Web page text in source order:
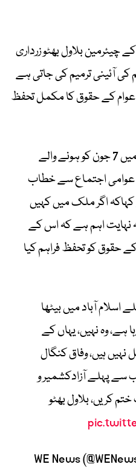
چیئرمین بلاول بھٹو زرداری
آئینی ترمیم کی جاتی ہے
کے حقوق کا مکمل تحفظ
گلگت بلتستان کے ضلع شگر میں 7 جون کو ہونے والے
اجتماع سے خطاب
کہاکہ اگر ملک میں کہیں
نہایت اہم ہے کہ اس کے
حقوق کو تحفظ فراہم کیا
آباد میں بیٹھا
رہا ہے، وہ نہیں، یہاں کے
نہیں ہیں، وفاق کنگال
سے پہلے آزادکشمیر و
کریں، بلاول بھٹو